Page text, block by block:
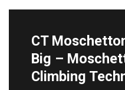
CT
Big –
Climbing